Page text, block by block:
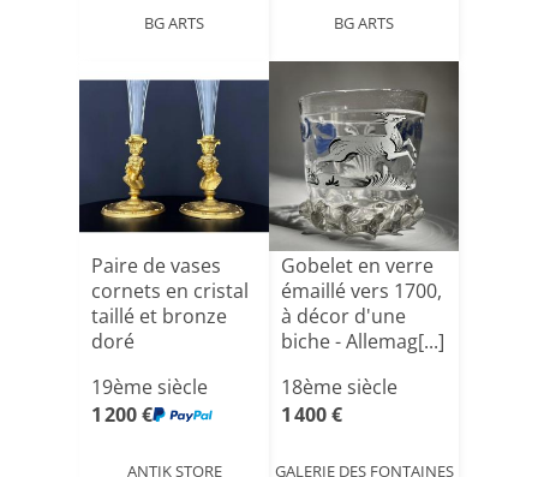
BG ARTS BG ARTS
Paire de vases
cornets en cristal
taillé et bronze
doré
19ème siècle
1 200 €
ANTIK STORE
Gobelet en verre
émaillé vers 1700,
à décor d'une
biche - Allemag[...]
18ème siècle
1 400 €
GALERIE DES FONTAINES